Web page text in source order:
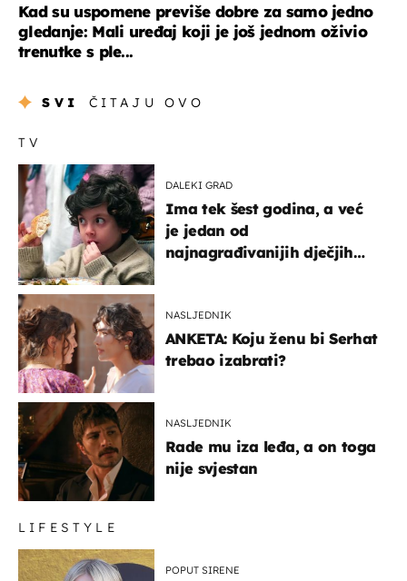
Kad su uspomene previše dobre za samo jedno
gledanje: Mali uređaj koji je još jednom oživio
trenutke s ple...
SVI ČITAJU OVO
TV
DALEKI GRAD
Ima tek šest godina, a već
je jedan od
najnagrađivanijih dječjih
NASLJEDNIK
ANKETA: Koju ženu bi Serhat
trebao izabrati?
NASLJEDNIK
Rade mu iza leđa, a on toga
nije svjestan
LIFESTYLE
POPUT SIRENE